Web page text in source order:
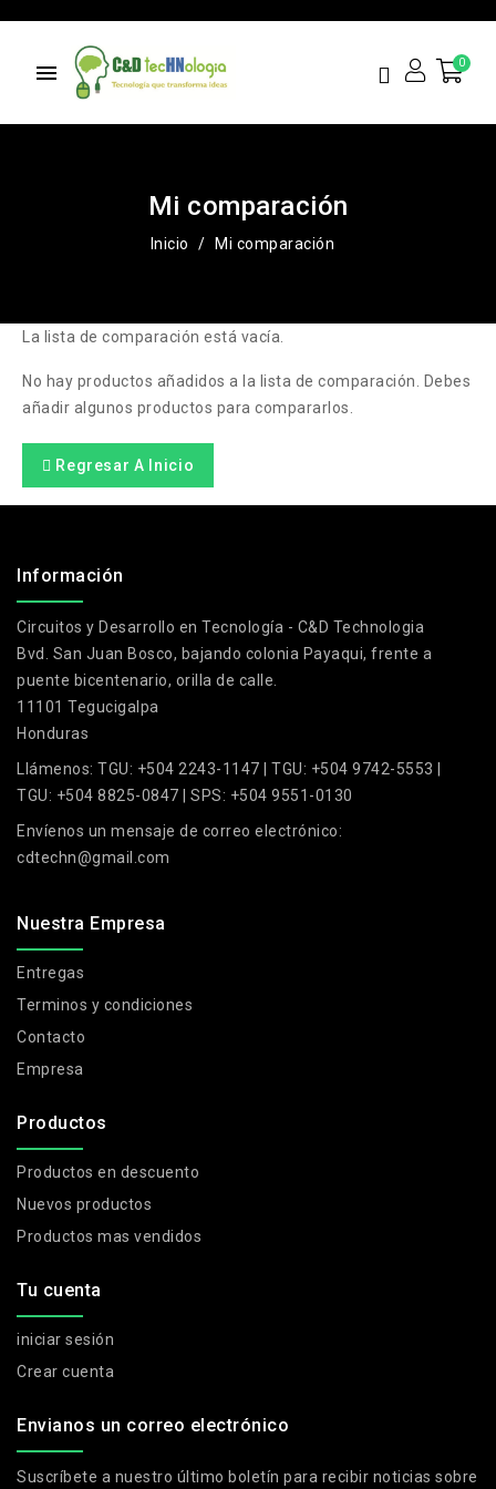
menu
Mi comparación
Inicio Mi comparación
La lista de comparación está vacía.
No hay productos añadidos a la lista de comparación. Debes
añadir algunos productos para compararlos.
Regresar A Inicio
Información
Circuitos y Desarrollo en Tecnología - C&D Technologia
Bvd. San Juan Bosco, bajando colonia Payaqui, frente a
puente bicentenario, orilla de calle.
11101 Tegucigalpa
Honduras
Llámenos: TGU: +504 2243-1147 | TGU: +504 9742-5553 |
TGU: +504 8825-0847 | SPS: +504 9551-0130
Envíenos un mensaje de correo electrónico:
cdtechn@gmail.com
Nuestra Empresa
Entregas
Terminos y condiciones
Contacto
Empresa
Productos
Productos en descuento
Nuevos productos
Productos mas vendidos
Tu cuenta
iniciar sesión
Crear cuenta
Envianos un correo electrónico
Suscríbete a nuestro último boletín para recibir noticias sobre